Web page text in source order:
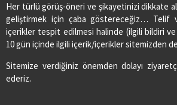
Her türlü görüş-öneri ve şikayetinizi dikkate
geliştirmek için çaba göstereceğiz… Telif
içerikler tespit edilmesi halinde (ilgili bildiri ve
10 gün içinde ilgili içerik/içerikler sitemizden
Sitemize verdiğiniz önemden dolayı
ederiz.